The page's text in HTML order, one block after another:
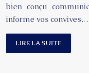
bien conçu
informe vos convives…
LIRE LA SUITE